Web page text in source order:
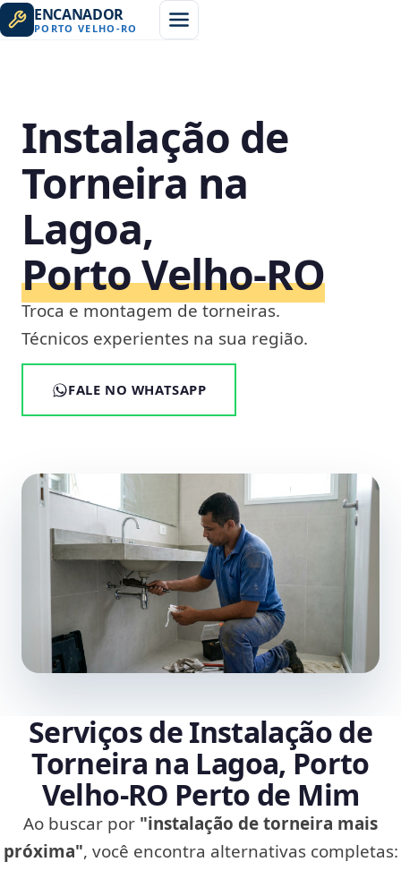
ENCANADOR
PORTO VELHO -RO
Instalação de
Torneira na
Lagoa,
Porto Velho‑RO
Troca e montagem de torneiras.
Técnicos experientes na sua região.
FALE NO WHATSAPP
Serviços de Instalação de
Torneira na Lagoa, Porto
Velho‑RO Perto de Mim
Ao buscar por "instalação de torneira mais
próxima", você encontra alternativas completas: